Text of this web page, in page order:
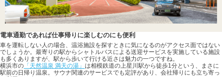
電車通勤であれば仕事帰りに楽しむのにも便利
車を運転しない人の場合、温浴施設を探すときに気になるのがアクセス面ではない
でしょうか。最寄りの駅からシャトルバスによる送迎サービスを実施している施設
も多くありますが、駅から歩いて行ける近さは魅力の一つですね。
横浜市の 「天然温泉 満天の湯」 は相模鉄道の上星川駅から徒歩1分という、まさに
駅前の日帰り温泉。サウナ関連のサービスでも定評があり、会社帰りにも立ち寄っ